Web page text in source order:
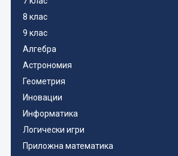
8 клас
9 клас
Алгебра
Астрономия
Геометрия
Иновации
Информатика
Логически игри
Приложна математика